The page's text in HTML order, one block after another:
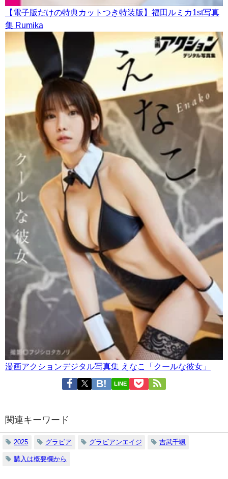
【電子版だけの特典カットつき特装版】福田ルミカ1st写真
集 Rumika
漫画アクションデジタル写真集 えなこ「クールな彼女」
LINE
関連キーワード
2025 グラビア グラビアンエイジ 吉武千颯
購入は概要欄から